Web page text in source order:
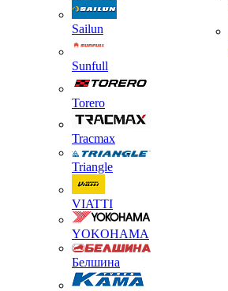
Sailun
Sunfull
Torero
Tracmax
Triangle
VIATTI
YOKOHAMA
Белшина